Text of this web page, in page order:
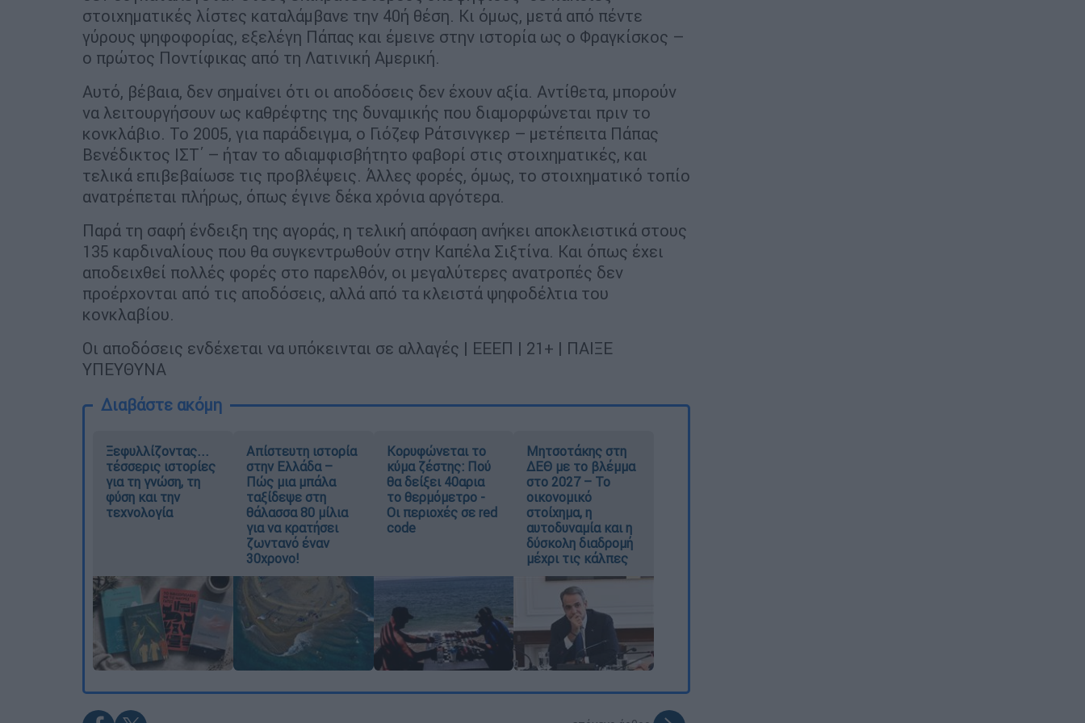
στοιχηματικές λίστες καταλάμβανε την 40ή θέση. Κι όμως, μετά από πέντε
γύρους ψηφοφορίας, εξελέγη Πάπας και έμεινε στην ιστορία ως ο Φραγκίσκος –
ο πρώτος Ποντίφικας από τη Λατινική Αμερική.
Αυτό, βέβαια, δεν σημαίνει ότι οι αποδόσεις δεν έχουν αξία. Αντίθετα, μπορούν
να λειτουργήσουν ως καθρέφτης της δυναμικής που διαμορφώνεται πριν το
κονκλάβιο. Το 2005, για παράδειγμα, ο Γιόζεφ Ράτσινγκερ – μετέπειτα Πάπας
Βενέδικτος ΙΣΤ΄ – ήταν το αδιαμφισβήτητο φαβορί στις στοιχηματικές, και
τελικά επιβεβαίωσε τις προβλέψεις. Άλλες φορές, όμως, το στοιχηματικό τοπίο
ανατρέπεται πλήρως, όπως έγινε δέκα χρόνια αργότερα.
Παρά τη σαφή ένδειξη της αγοράς, η τελική απόφαση ανήκει αποκλειστικά στους
135 καρδιναλίους που θα συγκεντρωθούν στην Καπέλα Σιξτίνα. Και όπως έχει
αποδειχθεί πολλές φορές στο παρελθόν, οι μεγαλύτερες ανατροπές δεν
προέρχονται από τις αποδόσεις, αλλά από τα κλειστά ψηφοδέλτια του
κονκλαβίου.
Οι αποδόσεις ενδέχεται να υπόκεινται σε αλλαγές | ΕΕΕΠ | 21+ | ΠΑΙΞΕ
ΥΠΕΥΘΥΝΑ
Διαβάστε ακόμη
Ξεφυλλίζοντας...
τέσσερις ιστορίες
για τη γνώση, τη
φύση και την
τεχνολογία
Απίστευτη ιστορία
στην Ελλάδα –
Πώς μια μπάλα
ταξίδεψε στη
θάλασσα 80 μίλια
για να κρατήσει
ζωντανό έναν
30χρονο!
Κορυφώνεται το
κύμα ζέστης: Πού
θα δείξει 40αρια
το θερμόμετρο -
Οι περιοχές σε red
code
Μητσοτάκης στη
ΔΕΘ με το βλέμμα
στο 2027 – Το
οικονομικό
στοίχημα, η
αυτοδυναμία και η
δύσκολη διαδρομή
μέχρι τις κάλπες